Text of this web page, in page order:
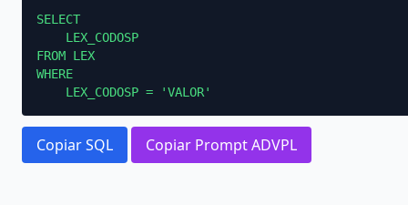
SELECT
    LEX_CODOSP
FROM LEX
WHERE
    LEX_CODOSP = 'VALOR'
Copiar SQL Copiar Prompt ADVPL